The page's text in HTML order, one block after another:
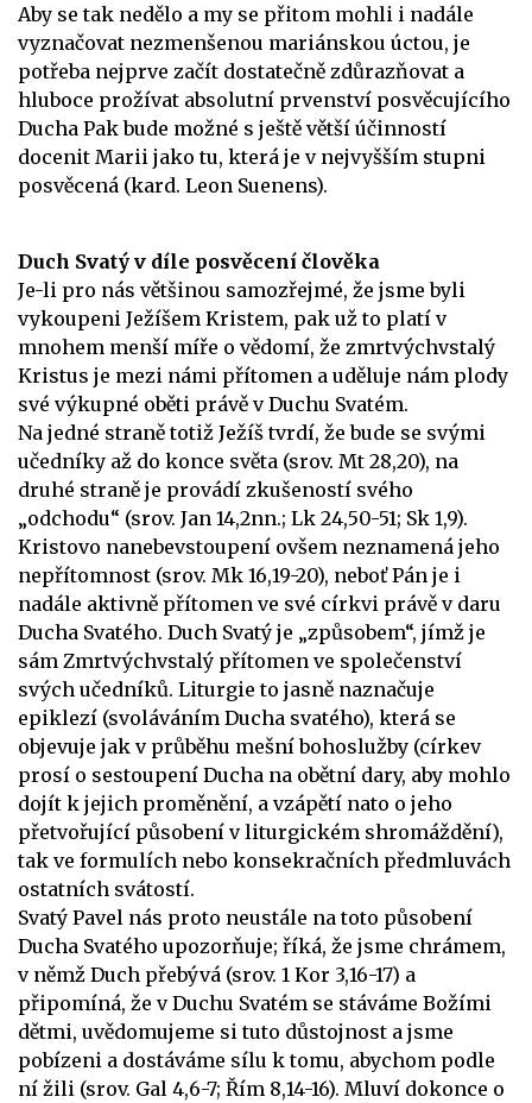
Aby se tak nedělo a my se přitom mohli i nadále
vyznačovat nezmenšenou mariánskou úctou, je
potřeba nejprve začít dostatečně zdůrazňovat a
hluboce prožívat absolutní prvenství posvěcujícího
Ducha Pak bude možné s ještě větší účinností
docenit Marii jako tu, která je v nejvyšším stupni
posvěcená (kard. Leon Suenens).
Duch Svatý v díle posvěcení člověka
Je-li pro nás většinou samozřejmé, že jsme byli
vykoupeni Ježíšem Kristem, pak už to platí v
mnohem menší míře o vědomí, že zmrtvýchvstalý
Kristus je mezi námi přítomen a uděluje nám plody
své výkupné oběti právě v Duchu Svatém.
Na jedné straně totiž Ježíš tvrdí, že bude se svými
učedníky až do konce světa (srov. Mt 28,20), na
druhé straně je provádí zkušeností svého
„odchodu“ (srov. Jan 14,2nn.; Lk 24,50-51; Sk 1,9).
Kristovo nanebevstoupení ovšem neznamená jeho
nepřítomnost (srov. Mk 16,19-20), neboť Pán je i
nadále aktivně přítomen ve své církvi právě v daru
Ducha Svatého. Duch Svatý je „způsobem“, jímž je
sám Zmrtvýchvstalý přítomen ve společenství
svých učedníků. Liturgie to jasně naznačuje
epiklezí (svoláváním Ducha svatého), která se
objevuje jak v průběhu mešní bohoslužby (církev
prosí o sestoupení Ducha na obětní dary, aby mohlo
dojít k jejich proměnění, a vzápětí nato o jeho
přetvořující působení v liturgickém shromáždění),
tak ve formulích nebo konsekračních předmluvách
ostatních svátostí.
Svatý Pavel nás proto neustále na toto působení
Ducha Svatého upozorňuje; říká, že jsme chrámem,
v němž Duch přebývá (srov. 1 Kor 3,16-17) a
připomíná, že v Duchu Svatém se stáváme Božími
dětmi, uvědomujeme si tuto důstojnost a jsme
pobízeni a dostáváme sílu k tomu, abychom podle
ní žili (srov. Gal 4,6-7; Řím 8,14-16). Mluví dokonce o